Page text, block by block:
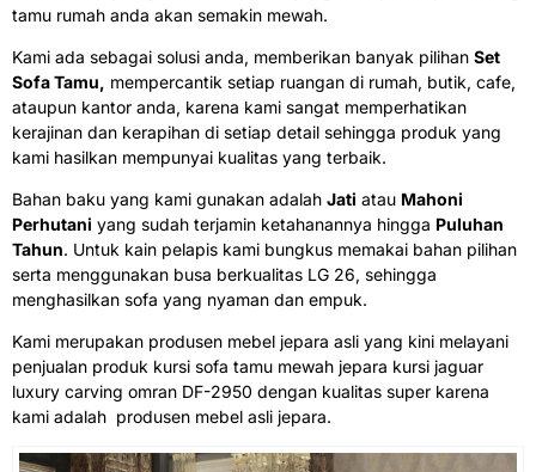
tamu rumah anda akan semakin mewah.
Kami ada sebagai solusi anda, memberikan banyak pilihan Set
Sofa Tamu, mempercantik setiap ruangan di rumah, butik, cafe,
ataupun kantor anda, karena kami sangat memperhatikan
kerajinan dan kerapihan di setiap detail sehingga produk yang
kami hasilkan mempunyai kualitas yang terbaik.
Bahan baku yang kami gunakan adalah Jati atau Mahoni
Perhutani yang sudah terjamin ketahanannya hingga Puluhan
Tahun. Untuk kain pelapis kami bungkus memakai bahan pilihan
serta menggunakan busa berkualitas LG 26, sehingga
menghasilkan sofa yang nyaman dan empuk.
Kami merupakan produsen mebel jepara asli yang kini melayani
penjualan produk kursi sofa tamu mewah jepara kursi jaguar
luxury carving omran DF-2950 dengan kualitas super karena
kami adalah produsen mebel asli jepara.